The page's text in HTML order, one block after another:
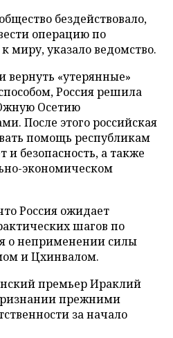
бездействовало,
операцию по
миру, указало ведомство.
вернуть «утерянные»
Россия решила
Осетию
После этого российская
помощь республикам
и безопасность, а также
экономическом
Россия ожидает
шагов по
о неприменении силы
и Цхинвалом.
премьер Ираклий
прежними
за начало